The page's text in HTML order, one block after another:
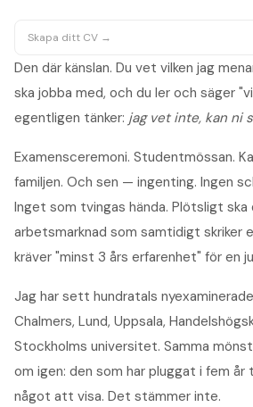
Skapa ditt CV →
Den där känslan. Du vet vilken jag
ska jobba med, och du ler och säger
egentligen tänker: jag vet inte, kan ni
Examensceremoni. Studentmössan.
familjen. Och sen — ingenting. Ingen
Inget som tvingas hända. Plötsligt ska
arbetsmarknad som samtidigt skriker
kräver "minst 3 års erfarenhet" för en
Jag har sett hundratals nyexaminerade
Chalmers, Lund, Uppsala,
Stockholms universitet. Samma
om igen: den som har pluggat i fem
något att visa. Det stämmer inte.